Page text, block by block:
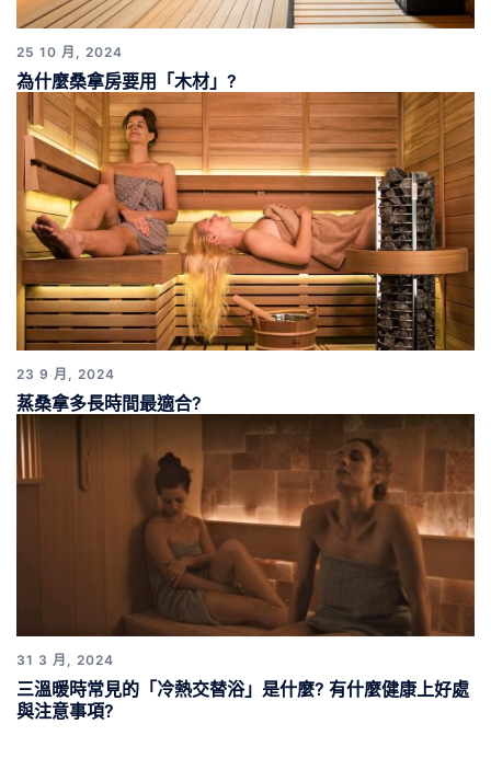
25 10 月, 2024
為什麼桑拿房要用「木材」?
23 9 月, 2024
蒸桑拿多長時間最適合?
31 3 月, 2024
三溫暖時常見的「冷熱交替浴」是什麼? 有什麼健康上好處
與注意事項?